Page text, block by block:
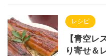
レシピ
【青空レ
り寄せ＆